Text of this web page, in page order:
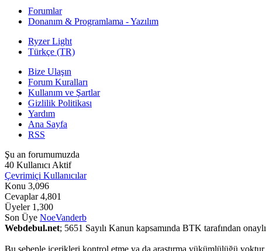
Forumlar
Donanım & Programlama - Yazılım
Ryzer Light
Türkçe (TR)
Bize Ulaşın
Forum Kuralları
Kullanım ve Şartlar
Gizlilik Politikası
Yardım
Ana Sayfa
RSS
Şu an forumumuzda
40 Kullanıcı Aktif
Çevrimiçi Kullanıcılar
Konu 3,096
Cevaplar4,801
Üyeler 1,300
Son Üye NoeVanderb
Webdebul.net; 5651 Sayılı Kanun kapsamında BTK tarafından onaylı